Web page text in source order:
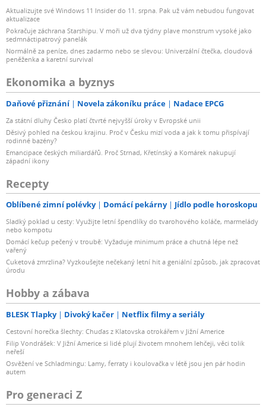
Aktualizujte své Windows 11 Insider do 11. srpna. Pak už vám nebudou fungovat
aktualizace
Pokračuje záchrana Starshipu. V moři už dva týdny plave monstrum vysoké jako
sedmnáctipatrový panelák
Normálně za peníze, dnes zadarmo nebo se slevou: Univerzální čtečka, cloudová
peněženka a karetní survival
Ekonomika a byznys
Daňové přiznání Novela zákoníku práce Nadace EPCG
Za státní dluhy Česko platí čtvrté nejvyšší úroky v Evropské unii
Děsivý pohled na českou krajinu. Proč v Česku mizí voda a jak k tomu přispívají
rodinné bazény?
Emancipace českých miliardářů. Proč Strnad, Křetínský a Komárek nakupují
západní ikony
Recepty
Oblíbené zimní polévky Domácí pekárny Jídlo podle horoskopu
Sladký poklad u cesty: Využijte letní špendlíky do tvarohového koláče, marmelády
nebo kompotu
Domácí kečup pečený v troubě: Vyžaduje minimum práce a chutná lépe než
vařený
Cuketová zmrzlina? Vyzkoušejte nečekaný letní hit a geniální způsob, jak zpracovat
úrodu
Hobby a zábava
BLESK Tlapky Divoký kačer Netflix filmy a seriály
Cestovní horečka šlechty: Chuďas z Klatovska otrokářem v Jižní Americe
Filip Vondrášek: V Jižní Americe si lidé plují životem mnohem lehčeji, věci tolik
neřeší
Osvěžení ve Schladmingu: Lamy, ferraty i koulovačka v létě jsou jen pár hodin
autem
Pro generaci Z